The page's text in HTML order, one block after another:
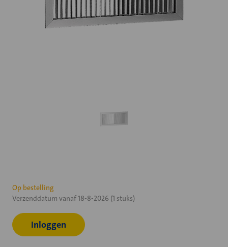
Huidige
voorraad:
Op bestelling
Verzenddatum vanaf 18-8-2026 (1 stuks)
Inloggen